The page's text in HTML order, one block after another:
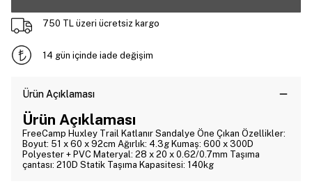
750 TL üzeri ücretsiz kargo
14 gün içinde iade değişim
Ürün Açıklaması
Ürün Açıklaması
FreeCamp Huxley Trail Katlanır Sandalye Öne Çıkan Özellikler:
Boyut: 51 x 60 x 92cm Ağırlık: 4.3g Kumaş: 600 x 300D
Polyester + PVC Materyal: 28 x 20 x 0.62/0.7mm Taşıma
çantası: 210D Statik Taşıma Kapasitesi: 140kg